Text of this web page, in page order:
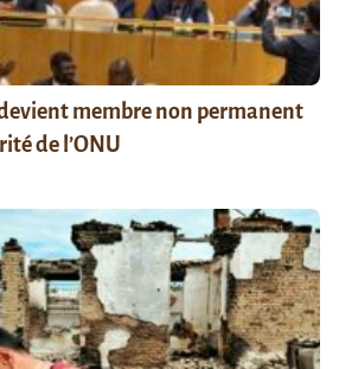
membre non permanent
de l’ONU